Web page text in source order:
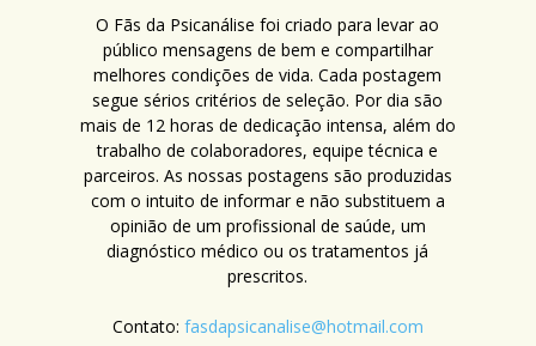
O Fãs da Psicanálise foi criado para levar ao
público mensagens de bem e compartilhar
melhores condições de vida. Cada postagem
segue sérios critérios de seleção. Por dia são
mais de 12 horas de dedicação intensa, além do
trabalho de colaboradores, equipe técnica e
parceiros. As nossas postagens são produzidas
com o intuito de informar e não substituem a
opinião de um profissional de saúde, um
diagnóstico médico ou os tratamentos já
prescritos.
Contato: fasdapsicanalise@hotmail.com